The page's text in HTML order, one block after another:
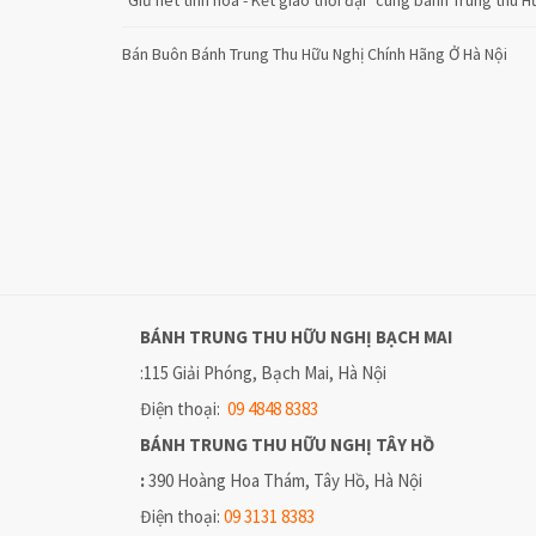
Bán Buôn Bánh Trung Thu Hữu Nghị Chính Hãng Ở Hà Nội
BÁNH TRUNG THU HỮU NGHỊ BẠCH MAI
:115 Giải Phóng, Bạch Mai, Hà Nội
Điện thoại: 09 4848 8383
BÁNH TRUNG THU HỮU NGHỊ TÂY HỒ
:390 Hoàng Hoa Thám, Tây Hồ, Hà Nội
Điện thoại: 09 3131 8383